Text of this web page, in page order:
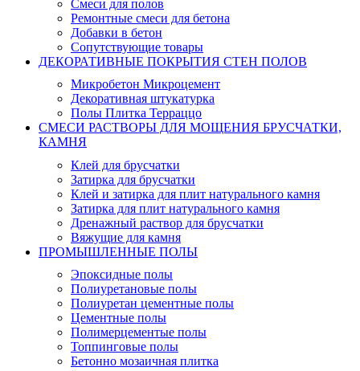
Смеси для полов
Ремонтные смеси для бетона
Добавки в бетон
Сопутствующие товары
ДЕКОРАТИВНЫЕ ПОКРЫТИЯ СТЕН ПОЛОВ
Микробетон Микроцемент
Декоративная штукатурка
Полы Плитка Терраццо
СМЕСИ РАСТВОРЫ ДЛЯ МОЩЕНИЯ БРУСЧАТКИ,
КАМНЯ
Клей для брусчатки
Затирка для брусчатки
Клей и затирка для плит натурального камня
Затирка для плит натурального камня
Дренажный раствор для брусчатки
Вяжущие для камня
ПРОМЫШЛЕННЫЕ ПОЛЫ
Эпоксидные полы
Полиуретановые полы
Полиуретан цементные полы
Цементные полы
Полимерцементые полы
Топпинговые полы
Бетонно мозаичная плитка